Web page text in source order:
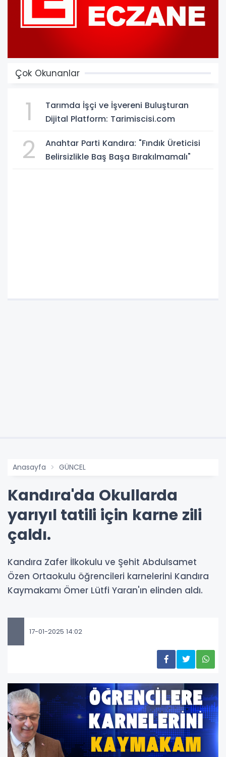
Çok Okunanlar
1
Tarımda İşçi ve İşvereni Buluşturan
Dijital Platform: Tarimiscisi.com
2
Anahtar Parti Kandıra: "Fındık Üreticisi
Belirsizlikle Baş Başa Bırakılmamalı"
Anasayfa GÜNCEL
Kandıra'da Okullarda
yarıyıl tatili için karne zili
çaldı.
Kandıra Zafer İlkokulu ve Şehit Abdulsamet
Özen Ortaokulu öğrencileri karnelerini Kandıra
Kaymakamı Ömer Lütfi Yaran'ın elinden aldı.
17-01-2025 14:02